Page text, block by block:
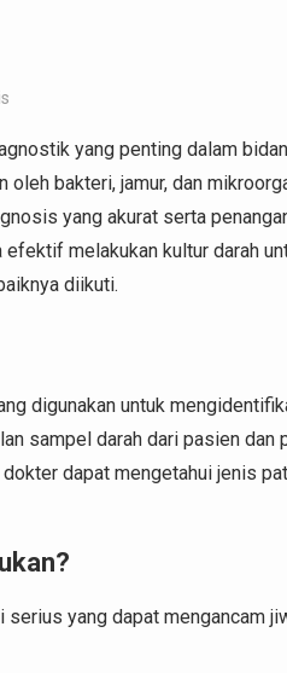
yang penting dalam
bakteri, jamur, dan
yang akurat serta
melakukan kultur darah
diikuti.
digunakan untuk
sampel darah dari pasien dan
dapat mengetahui jenis
yang dapat mengancam